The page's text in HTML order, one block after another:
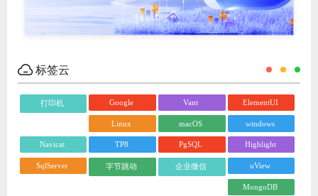
标签云
打印机 Google Vant ElementUI
Linux macOS windows
Navicat TP8 PgSQL Highlight
SqlServer 字节跳动 企业微信 uView
MongoDB